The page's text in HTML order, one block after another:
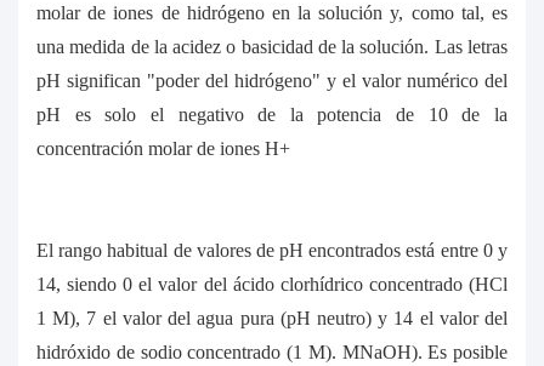
molar de iones de hidrógeno en la solución y, como tal, es
una medida de la acidez o basicidad de la solución. Las letras
pH significan "poder del hidrógeno" y el valor numérico del
pH es solo el negativo de la potencia de 10 de la
concentración molar de iones H+
El rango habitual de valores de pH encontrados está entre 0 y
14, siendo 0 el valor del ácido clorhídrico concentrado (HCl
1 M), 7 el valor del agua pura (pH neutro) y 14 el valor del
hidróxido de sodio concentrado (1 M). MNaOH). Es posible